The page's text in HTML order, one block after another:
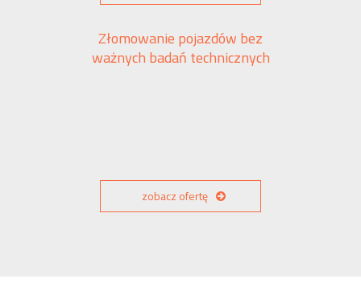
Złomowanie pojazdów bez
ważnych badań technicznych
zobacz ofertę